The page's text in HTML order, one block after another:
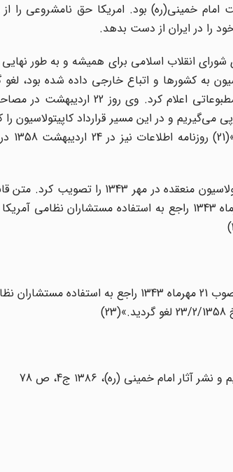
خمینی(ره) بود. امریکا حق نامشروعی را از
را در ایران از دست بدهد.
و امتیازات و ملحقات آن در روز 23 اردیبهشت 1358 از سوی شورای انقلاب اسلامی برای همیشه و
به کشورها و اتباع خارجی داده شده بود، لغو
این الغاء را دکتر ابراهیم یزدی وزیر امور خارجه دولت موقت در یک مصاحبه مطبوعاتی
با آمریکا
«دیروز به پیشنهاد هیات وزیران، شورای عالی انقلاب، موضوع لغو قانون کاپیتولاسیون
تصویب رسیده و به اجرا گذارده شد، به این شرح است : «قانون مصوب 21 مهرماه 1343 راجع به استفاده
«بنا به پیشنهاد هیات وزیران و تصویب شورای عالی انقلاب اسلامی، «قانون مصوب 21 مهرماه 1343